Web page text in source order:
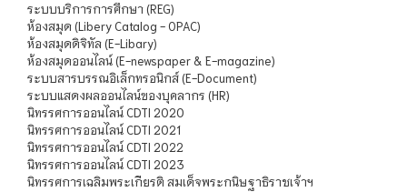
ระบบบริการการศึกษา (REG)
ห้องสมุด (Libery Catalog - OPAC)
ห้องสมุดดิจิทัล (E-Libary)
ห้องสมุดออนไลน์ (E-newspaper & E-magazine)
ระบบสารบรรณอิเล็กทรอนิกส์ (E-Document)
ระบบแสดงผลออนไลน์ของบุคลากร (HR)
นิทรรศการออนไลน์ CDTI 2020
นิทรรศการออนไลน์ CDTI 2021
นิทรรศการออนไลน์ CDTI 2022
นิทรรศการออนไลน์ CDTI 2023
นิทรรศการเฉลิมพระเกียรติ สมเด็จพระกนิษฐาธิราชเจ้าฯ